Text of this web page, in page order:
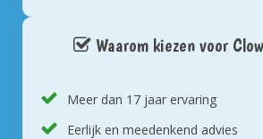
Waarom kiezen voor
Meer dan 17 jaar ervaring
Eerlijk en meedenkend advies